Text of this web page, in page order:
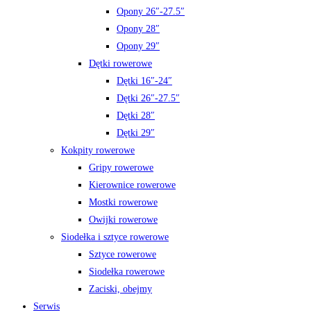
Opony 26″-27.5″
Opony 28″
Opony 29″
Dętki rowerowe
Dętki 16″-24″
Dętki 26″-27.5″
Dętki 28″
Dętki 29″
Kokpity rowerowe
Gripy rowerowe
Kierownice rowerowe
Mostki rowerowe
Owijki rowerowe
Siodełka i sztyce rowerowe
Sztyce rowerowe
Siodełka rowerowe
Zaciski, obejmy
Serwis